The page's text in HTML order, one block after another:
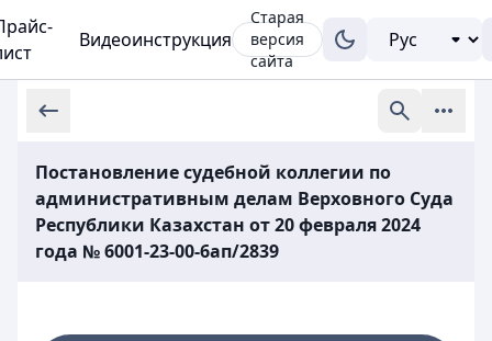
Видеоинструкция
Старая
версия
сайта
Постановление судебной коллегии по
административным делам Верховного Суда
Республики Казахстан от 20 февраля 2024
года № 6001-23-00-6ап/2839